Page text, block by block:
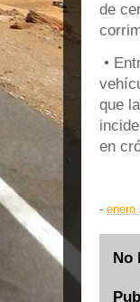
de
•
que
en
- enero
No